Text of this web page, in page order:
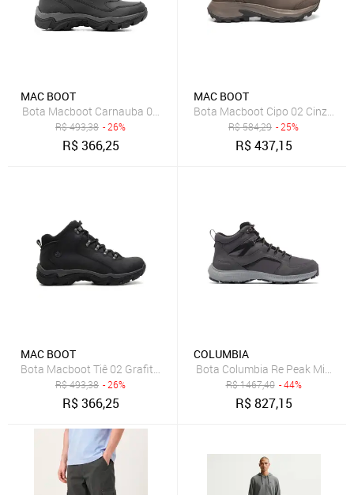
MAC BOOT
Bota Macboot Carnauba 02 Grafite Masculino
R$493,38 - 26%
R$366,25
MAC BOOT
Bota Macboot Cipo 02 Cinza
R$584,29 - 25%
R$437,15
MAC BOOT
Bota Macboot Tiê 02 Grafite Masculino
R$493,38 - 26%
R$366,25
COLUMBIA
Bota Columbia Re Peak Mid
R$1467,40 - 44%
R$827,15